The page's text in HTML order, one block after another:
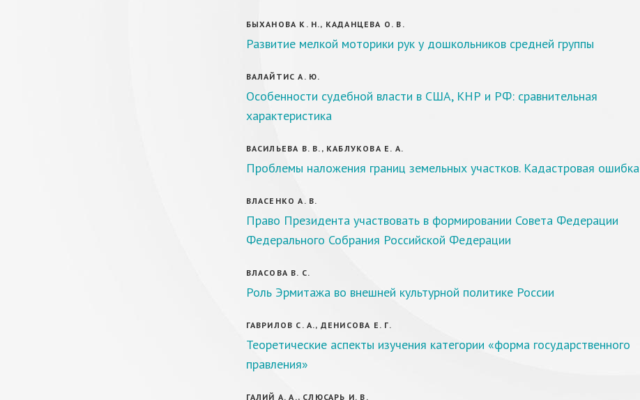
БЫХАНОВА К. Н., КАДАНЦЕВА О. В.
Развитие мелкой моторики рук у дошкольников средней группы
ВАЛАЙТИС А. Ю.
Особенности судебной власти в США, КНР и РФ: сравнительная
характеристика
ВАСИЛЬЕВА В. В., КАБЛУКОВА Е. А.
Проблемы наложения границ земельных участков. Кадастровая ошибка
ВЛАСЕНКО А. В.
Право Президента участвовать в формировании Совета Федерации
Федерального Собрания Российской Федерации
ВЛАСОВА В. С.
Роль Эрмитажа во внешней культурной политике России
ГАВРИЛОВ С. А., ДЕНИСОВА Е. Г.
Теоретические аспекты изучения категории «форма государственного
правления»
ГАЛИЙ А. А., СЛЮСАРЬ И. В.